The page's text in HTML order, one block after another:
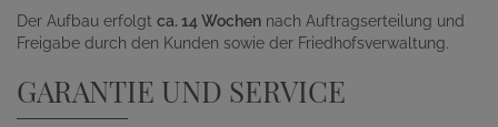
Der Aufbau erfolgt ca. 14 Wochen nach Auftragserteilung und
Freigabe durch den Kunden sowie der Friedhofsverwaltung.
GARANTIE UND SERVICE